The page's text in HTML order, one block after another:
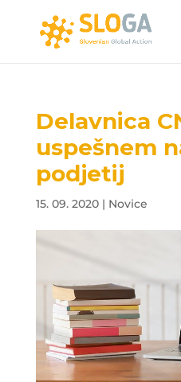
Delavnica
uspešnem
podjetij
15. 09. 2020| Novice